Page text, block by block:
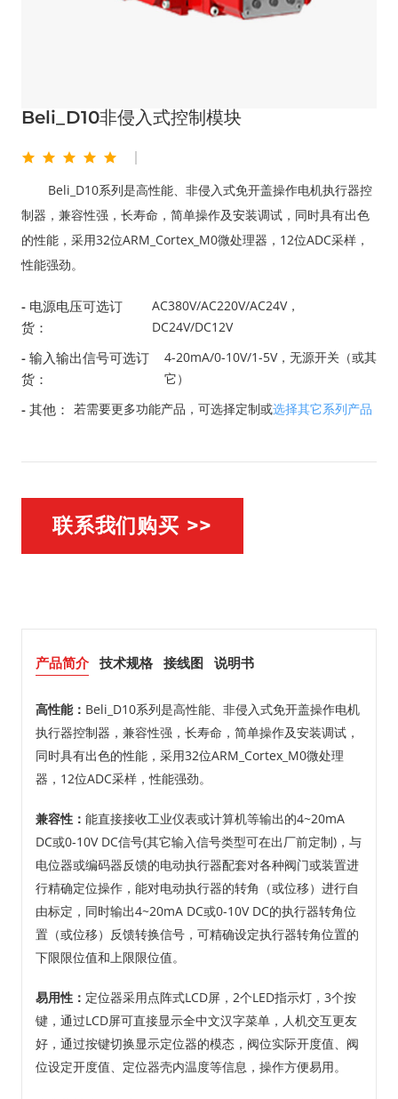
Beli_D10非侵入式控制模块
Beli_D10系列是高性能、非侵入式免开盖操作电机执行器控
制器，兼容性强，长寿命，简单操作及安装调试，同时具有出色
的性能，采用32位ARM_Cortex_M0微处理器，12位ADC采样，
性能强劲。
- 电源电压可选订
货：
AC380V/AC220V/AC24V，
DC24V/DC12V
- 输入输出信号可选订
货：
4-20mA/0-10V/1-5V，无源开关（或其
它）
- 其他： 若需要更多功能产品，可选择定制或选择其它系列产品
联系我们购买 >>
产品简介 技术规格 接线图 说明书
高性能： Beli_D10系列是高性能、非侵入式免开盖操作电机
执行器控制器，兼容性强，长寿命，简单操作及安装调试，
同时具有出色的性能，采用32位ARM_Cortex_M0微处理
器，12位ADC采样，性能强劲。
兼容性： 能直接接收工业仪表或计算机等输出的4~20mA
DC或0-10V DC信号(其它输入信号类型可在出厂前定制)，与
电位器或编码器反馈的电动执行器配套对各种阀门或装置进
行精确定位操作，能对电动执行器的转角（或位移）进行自
由标定，同时输出4~20mA DC或0-10V DC的执行器转角位
置（或位移）反馈转换信号，可精确设定执行器转角位置的
下限限位值和上限限位值。
易用性： 定位器采用点阵式LCD屏，2个LED指示灯，3个按
键，通过LCD屏可直接显示全中文汉字菜单，人机交互更友
好，通过按键切换显示定位器的模态，阀位实际开度值、阀
位设定开度值、定位器壳内温度等信息，操作方便易用。